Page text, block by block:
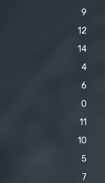
9
12
14
4
6
0
11
10
5
7